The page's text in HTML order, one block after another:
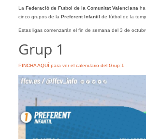
LaFederació de Futbol de la Comunitat Valenciana
cinco grupos de laPreferent Infantil de fútbol de la
Estas ligas comenzarán el fin de semana del 3 de
Grup 1
PINCHA AQUÍ para ver el calendario del Grup 1